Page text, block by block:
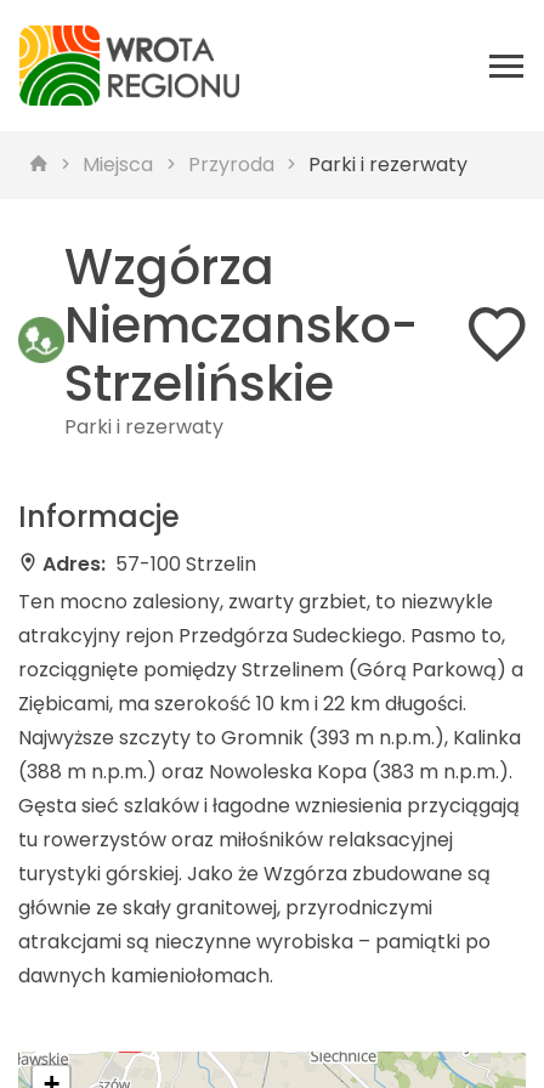
Miejsca Przyroda Parki i rezerwaty
Wzgórza
Niemczansko-
Strzelińskie
Parki i rezerwaty
Informacje
Adres: 57-100 Strzelin
Ten mocno zalesiony, zwarty grzbiet, to niezwykle
atrakcyjny rejon Przedgórza Sudeckiego. Pasmo to,
rozciągnięte pomiędzy Strzelinem (Górą Parkową) a
Ziębicami, ma szerokość 10 km i 22 km długości.
Najwyższe szczyty to Gromnik (393 m n.p.m.), Kalinka
(388 m n.p.m.) oraz Nowoleska Kopa (383 m n.p.m.).
Gęsta sieć szlaków i łagodne wzniesienia przyciągają
tu rowerzystów oraz miłośników relaksacyjnej
turystyki górskiej. Jako że Wzgórza zbudowane są
głównie ze skały granitowej, przyrodniczymi
atrakcjami są nieczynne wyrobiska – pamiątki po
dawnych kamieniołomach.